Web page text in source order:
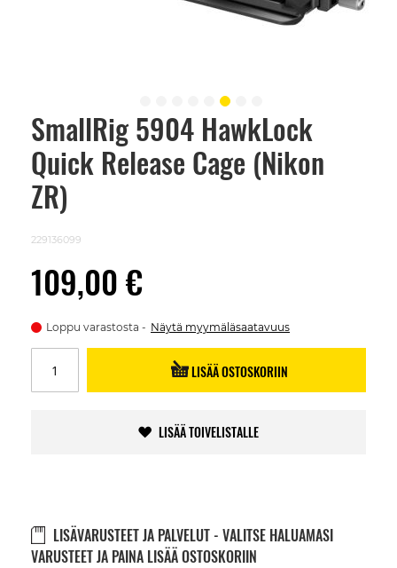
SmallRig 5904 HawkLock
Quick Release Cage (Nikon
ZR)
229136099
109,00 €
Loppu varastosta Näytä myymäläsaatavuus
LISÄÄ OSTOSKORIIN
LISÄÄ TOIVELISTALLE
LISÄVARUSTEET JA PALVELUT - VALITSE HALUAMASI
VARUSTEET JA PAINA LISÄÄ OSTOSKORIIN
Skip
images